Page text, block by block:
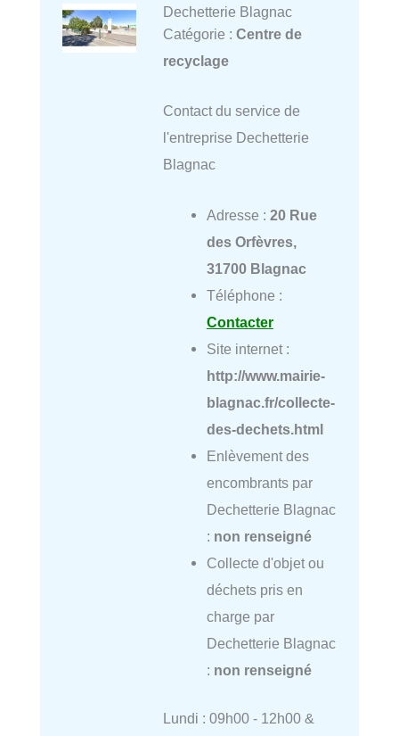
Dechetterie Blagnac
Catégorie : Centre de
recyclage
Contact du service de
l'entreprise Dechetterie
Blagnac
Adresse : 20 Rue
des Orfèvres,
31700 Blagnac
Téléphone :
Contacter
Site internet :
http://www.mairie-
blagnac.fr/collecte-
des-dechets.html
Enlèvement des
encombrants par
Dechetterie Blagnac
: non renseigné
Collecte d'objet ou
déchets pris en
charge par
Dechetterie Blagnac
: non renseigné
Lundi : 09h00 - 12h00 &